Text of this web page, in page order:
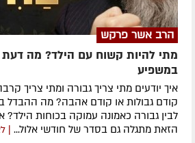
הרב אשר פרקש
מתי להיות קשוח עם הילד? מה דעת
במשפיע
איך יודעים מתי צריך גבורה ומתי צריך
קודם גבולות או קודם אהבה? מה ההבדל
לבין גבורה כאמונה עמוקה בכוחות
הזאת מתגלה גם בסדר של חודשי אלול...|